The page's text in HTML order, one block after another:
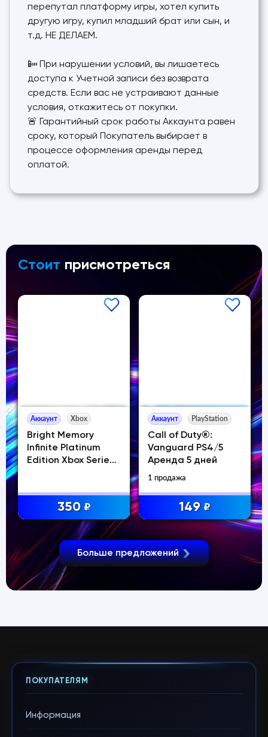
перепутал платформу игры, хотел купить
другую игру, купил младший брат или сын, и
т.д. НЕ ДЕЛАЕМ.
📴 При нарушении условий, вы лишаетесь
доступа к Учетной записи без возврата
средств. Если вас не устраивают данные
условия, откажитесь от покупки.
🚨 Гарантийный срок работы Аккаунта равен
сроку, который Покупатель выбирает в
процессе оформления аренды перед
оплатой.
Стоит присмотреться
Аккаунт Xbox
Bright Memory
Infinite Platinum
Edition Xbox Series
350 ₽
Аккаунт PlayStation
Call of Duty®:
Vanguard PS4/5
Аренда 5 дней
1 продажа
149 ₽
Больше предложений
ПОКУПАТЕЛЯМ
Информация